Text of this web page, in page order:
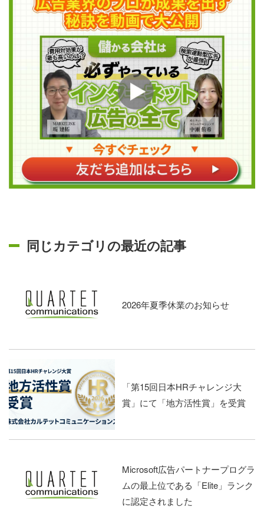
同じカテゴリの最近の記事
2026年夏季休業のお知らせ
「第15回日本HRチャレンジ大
賞」にて「地方活性賞」を受賞
Microsoft広告パートナープログラ
ムの最上位である「Elite」ランク
に認定されました